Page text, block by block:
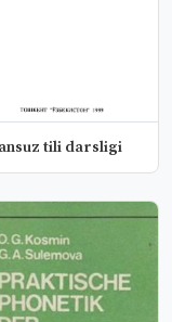
tili darsligi